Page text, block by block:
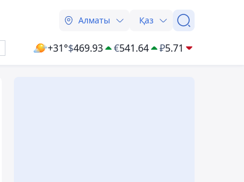
Алматы Қаз
+31°$469.93 €541.64 ₽5.71